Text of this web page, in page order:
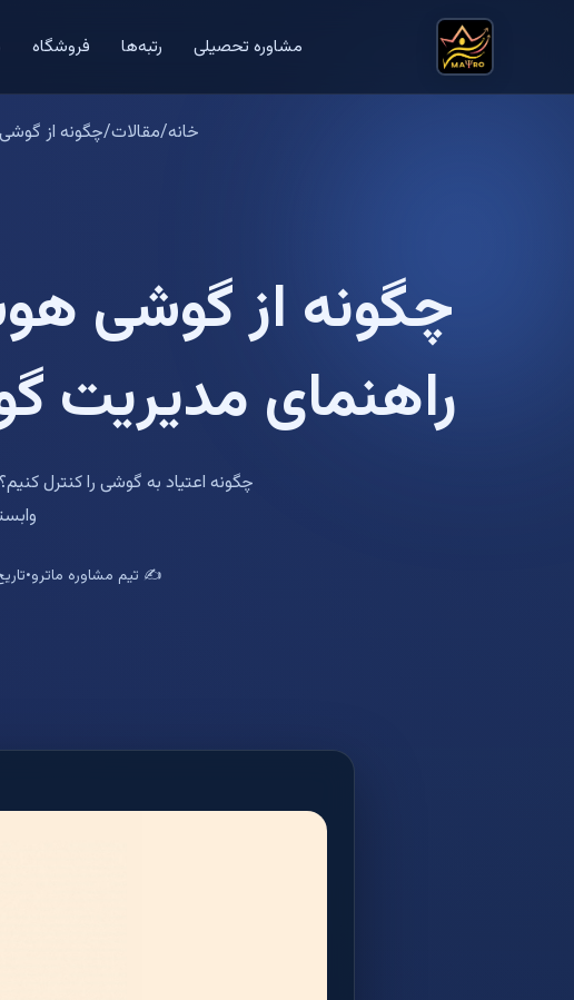
مشاوره تحصیلی رتبه‌ها فروشگاه
خانه/مقالات/چگونه از
چگونه از گوشی
راهنمای مدیریت
چگونه اعتیاد به گوشی را کنترل
✍️ تیم مشاوره ماترو•تاریخ